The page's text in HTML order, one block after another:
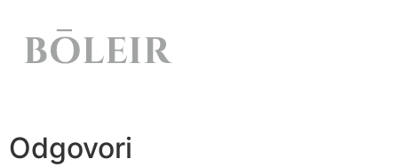
Odgovori